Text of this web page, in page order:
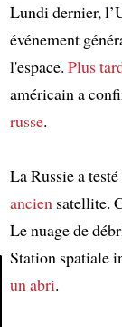
Lundi dernier,
événement
l'espace. Plus
américain a
russe.
La Russie a
anciensatellite.
Le nuage de
Station spatiale
un abri.